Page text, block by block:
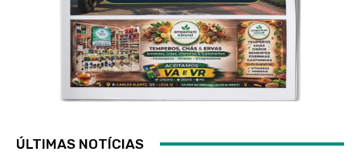
ÚLTIMAS NOTÍCIAS